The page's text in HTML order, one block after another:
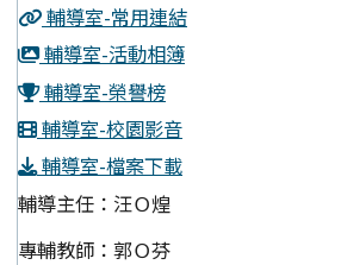
輔導室-常用連結
輔導室-活動相簿
輔導室-榮譽榜
輔導室-校園影音
輔導室-檔案下載
輔導主任：汪Ｏ煌
專輔教師：郭Ｏ芬